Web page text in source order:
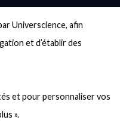
Universcience, afin
et d’établir des
et pour personnaliser vos
de « Terre »
cryptos ?
politique : la